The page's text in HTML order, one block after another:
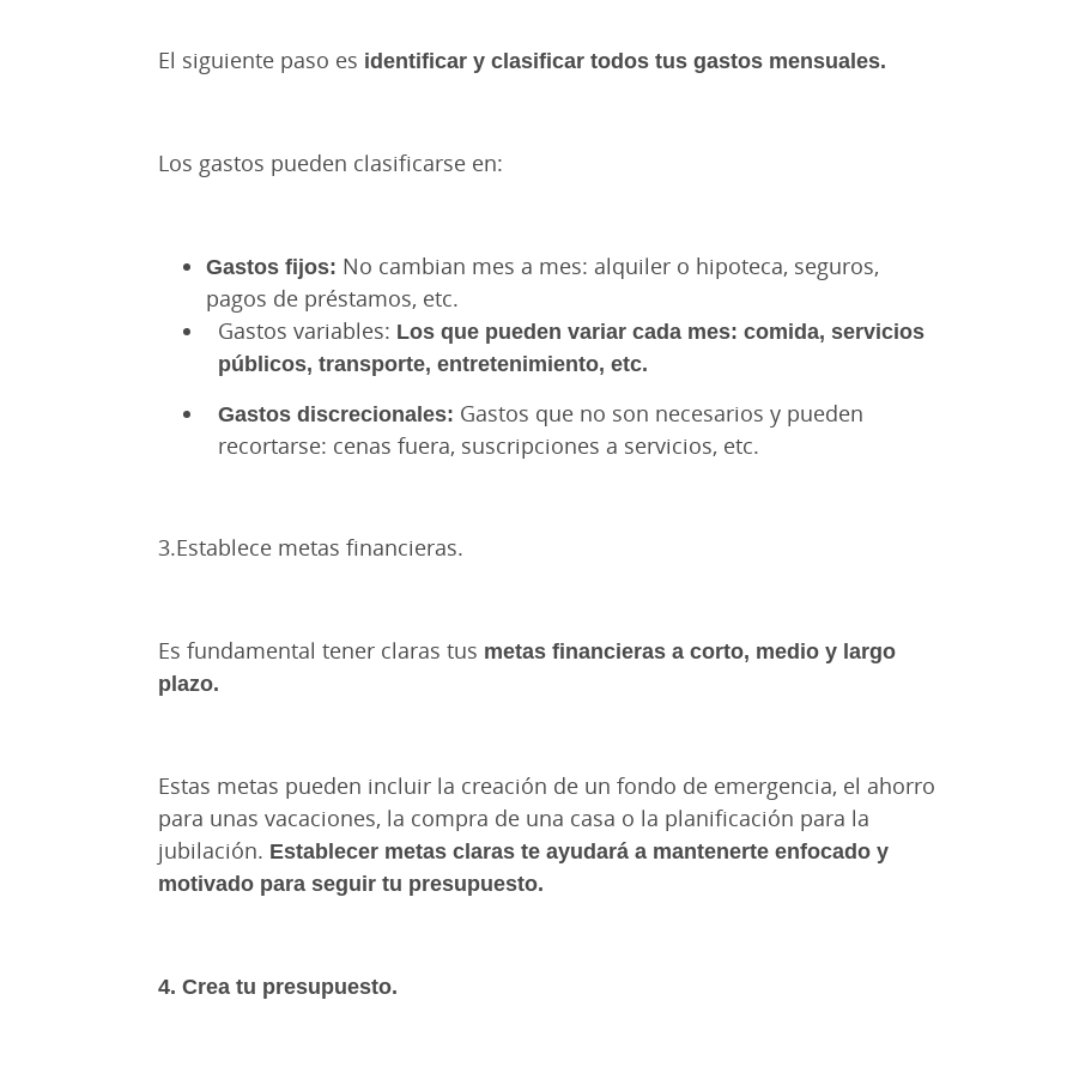
El siguiente paso es identificar y clasificar todos tus gastos mensuales.
Los gastos pueden clasificarse en:
Gastos fijos: No cambian mes a mes: alquiler o hipoteca, seguros,
pagos de préstamos, etc.
Gastos variables: Los que pueden variar cada mes: comida, servicios
públicos, transporte, entretenimiento, etc.
Gastos discrecionales: Gastos que no son necesarios y pueden
recortarse: cenas fuera, suscripciones a servicios, etc.
3.Establece metas financieras.
Es fundamental tener claras tus metas financieras a corto, medio y largo
plazo.
Estas metas pueden incluir la creación de un fondo de emergencia, el ahorro
para unas vacaciones, la compra de una casa o la planificación para la
jubilación. Establecer metas claras te ayudará a mantenerte enfocado y
motivado para seguir tu presupuesto.
4. Crea tu presupuesto.